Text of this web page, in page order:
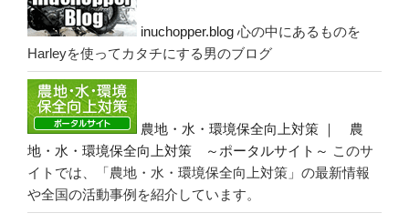
inuchopper.blog 心の中にあるものを
Harleyを使ってカタチにする男のブログ
農地・水・環境保全向上対策 ｜ 農
地・水・環境保全向上対策 ～ポータルサイト～ このサ
イトでは、「農地・水・環境保全向上対策」の最新情報
や全国の活動事例を紹介しています。